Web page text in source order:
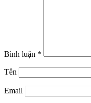
Bình luận *
Tên
Email